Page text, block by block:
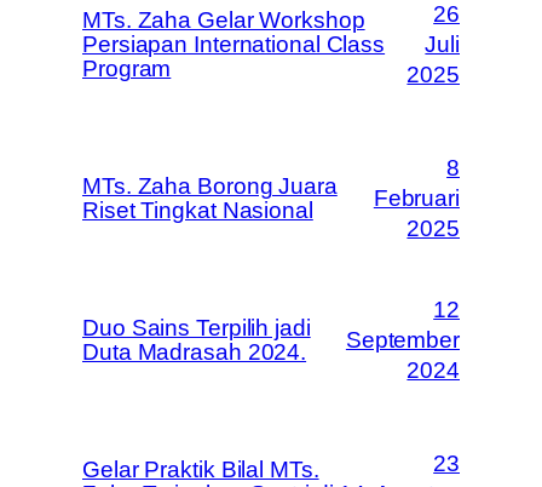
MTs. Zaha Gelar Workshop
Persiapan International Class
Program
26
Juli
2025
MTs. Zaha Borong Juara
Riset Tingkat Nasional
8
Februari
2025
Duo Sains Terpilih jadi
Duta Madrasah 2024.
12
September
2024
Gelar Praktik Bilal MTs.
23